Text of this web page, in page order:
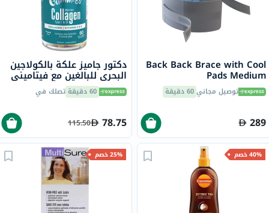
Back Back Brace with Cool
Pads Medium
توصيل مجاني60 دقيقة
289
دكتور جاميز علكة بالكولاجين
البحري للبالغين مع فيتاميني
ج وهـ، حزمة من 60
60 دقيقة تصلك في
78.75
115.50
40% خصم 25% خصم